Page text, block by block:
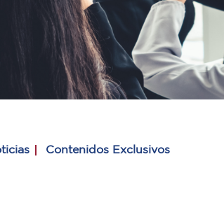
Contenidos Exclusivos